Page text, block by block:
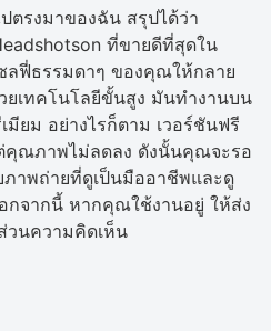
ตรงมาของฉัน สรุปได้ว่า
ที่ขายดีที่สุดใน
ลฟี่ธรรมดาๆ ของคุณให้กลาย
เทคโนโลยีขั้นสูง มันทำงานบน
ยม อย่างไรก็ตาม เวอร์ชันฟรี
คุณภาพไม่ลดลง ดังนั้นคุณจะรอ
ภาพถ่ายที่ดูเป็นมืออาชีพและดู
กจากนี้ หากคุณใช้งานอยู่ ให้ส่ง
วนความคิดเห็น